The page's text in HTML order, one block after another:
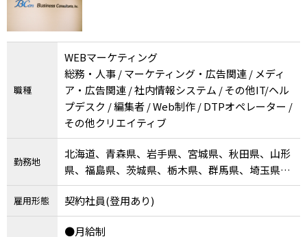
職種
WEBマーケティング
総務・人事 / マーケティング・広告関連 / メディ
ア・広告関連 / 社内情報システム / その他IT/ヘル
プデスク / 編集者 / Web制作 / DTPオペレーター /
その他クリエイティブ
勤務地
北海道、青森県、岩手県、宮城県、秋田県、山形
県、福島県、茨城県、栃木県、群馬県、埼玉県、
千葉県、東京都、神奈川県、新潟県、富山県、石
川県、福井県、山梨県、長野県、岐阜県、静岡
県、愛知県、三重県、滋賀県、京都府、大阪府、
雇用形態 契約社員(登用あり)
●月給制